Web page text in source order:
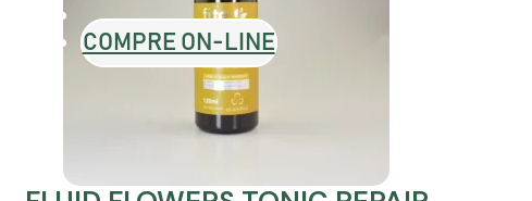
COMPRE ON-LINE
MATIZ
P.21